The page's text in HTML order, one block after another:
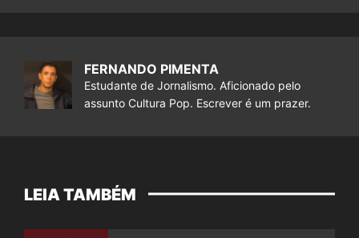
FERNANDO PIMENTA
Estudante de Jornalismo. Aficionado pelo
assunto Cultura Pop. Escrever é um prazer.
LEIA TAMBÉM